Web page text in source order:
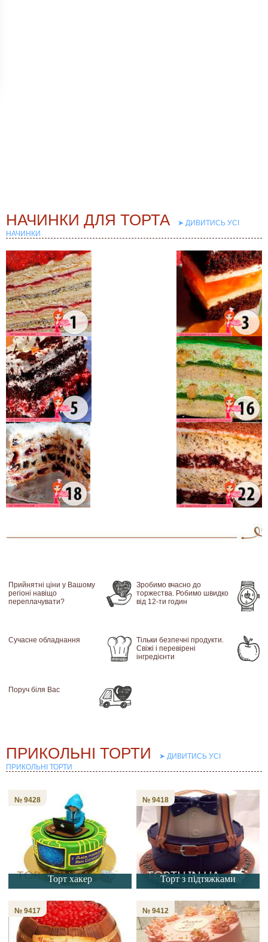
➤ ДИВИТИСЬ УСІ
НАЧИНКИ
Прийнятні ціни у Вашому
регіоні навіщо
переплачувати?
Зробимо вчасно до
торжества. Робимо швидко
від 12-ти годин
Сучасне обладнання
Тільки безпечні продукти.
Свіжі і перевірені
інгредієнти
Поруч біля Вас
➤ ДИВИТИСЬ УСІ
ПРИКОЛЬНІ ТОРТИ
Торт хакер
№ 9428
Торт з підтяжками
№ 9418
№ 9417 № 9412